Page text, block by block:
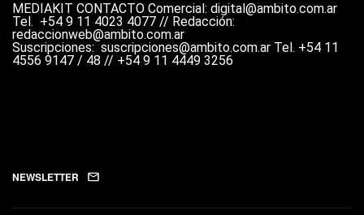
MEDIAKIT CONTACTO Comercial: digital@ambito.com.ar
Tel. +54 9 11 4023 4077 // Redacción:
redaccionweb@ambito.com.ar
Suscripciones: suscripciones@ambito.com.ar Tel. +54 11
4556 9147 / 48 // +54 9 11 4449 3256
NEWSLETTER